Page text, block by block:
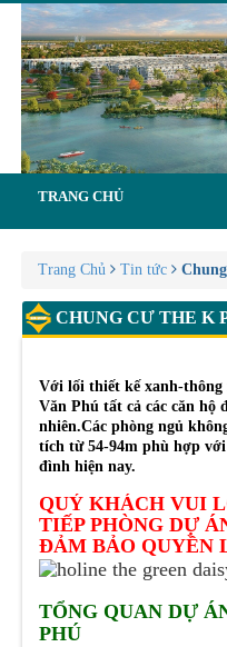
TRANG CHỦ
Trang Chủ Tin tức
CHUNG CƯ THE K
Với lối thiết kế xanh-
Văn Phú tất cả các căn hộ
nhiên.Các phòng ngủ
tích từ 54-94m phù hợp
đình hiện nay.
QUÝ KHÁCH VUI
TIẾP PHÒNG DỰ
ĐẢM BẢO QUYỀN
TỔNG QUAN DỰ
PHÚ